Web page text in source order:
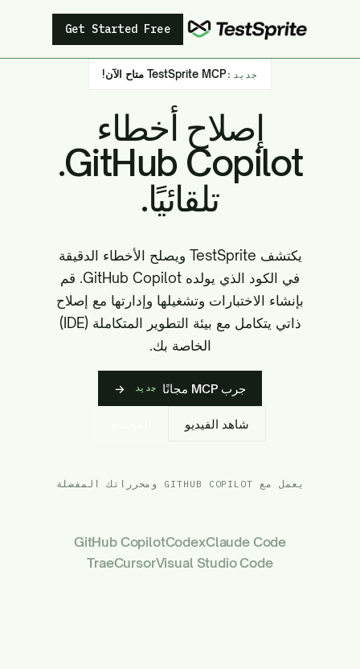
Get Started Free
جديد: TestSprite MCP متاح الآن!
إصلاح أخطاء
GitHub Copilot.
تلقائيًا.
يكتشف TestSprite ويصلح الأخطاء الدقيقة
في الكود الذي يولده GitHub Copilot. قم
بإنشاء الاختبارات وتشغيلها وإدارتها مع إصلاح
ذاتي يتكامل مع بيئة التطوير المتكاملة (IDE)
الخاصة بك.
جرب MCP مجانًا جديد →
شاهد الفيديو
يعمل مع GITHUB COPILOT ومحرراتك المفضلة
Claude Code
Codex
GitHub Copilot
Visual Studio Code
Cursor
Trae